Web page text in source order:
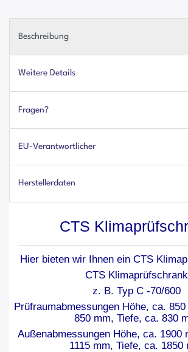
Beschreibung
Weitere Details
Fragen?
EU-Verantwortlicher
Herstellerdaten
CTS
Hier bieten wir Ihnen ein CTS
CTS Klimaprüfschrank
z. B. Typ C -70/600
Prüfraumabmessungen Höhe, ca.
850 mm, Tiefe, ca. 830
Außenabmessungen Höhe, ca. 1900
1115 mm, Tiefe, ca. 1850